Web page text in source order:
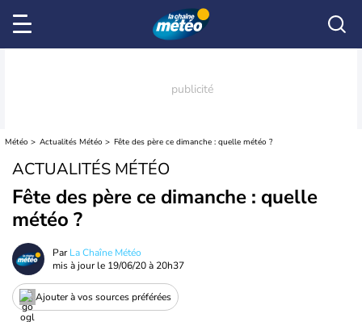
Météo Actualités Météo Fête des père ce dimanche : quelle météo ?
ACTUALITÉS MÉTÉO
Fête des père ce dimanche : quelle
météo ?
ParLa Chaîne Météo
mis à jour le 19/06/20 à 20h37
Ajouter à vos sources préférées